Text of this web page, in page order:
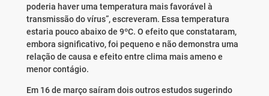
poderia haver uma temperatura mais favorável à
transmissão do vírus”, escreveram. Essa temperatura
estaria pouco abaixo de 9ºC. O efeito que constataram,
embora significativo, foi pequeno e não demonstra uma
relação de causa e efeito entre clima mais ameno e
menor contágio.
Em 16 de março saíram dois outros estudos sugerindo